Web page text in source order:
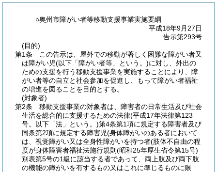
○奥州市障がい者等移動支援事業実施要綱
平成18年9月27日
告示第293号
(目的)
第1条
この告示は、屋外での移動が著しく困難な障がい者又
は障がい児(以下「障がい者等」という。)に対し、外出の
ための支援を行う移動支援事業を実施することにより、障
がい者等の自立と社会参加を促進し、もって障がい者福祉
の増進を図ることを目的とする。
(対象者)
第2条
移動支援事業の対象者は、障害者の日常生活及び社会
生活を総合的に支援するための法律(平成17年法律第123
号。以下「法」という。)第4条第1項に規定する障害者及び
同条第2項に規定する障害児(身体障がいのある者において
は、視覚障がい又は全身性障がいを持つ者(肢体不自由の程
度が身体障害者福祉法施行規則 (昭和25年厚生省令第15号)
別表第5号の1級に該当する者であって、両上肢及び両下肢
の機能の障がいを有するもの又はこれに準じるものに限